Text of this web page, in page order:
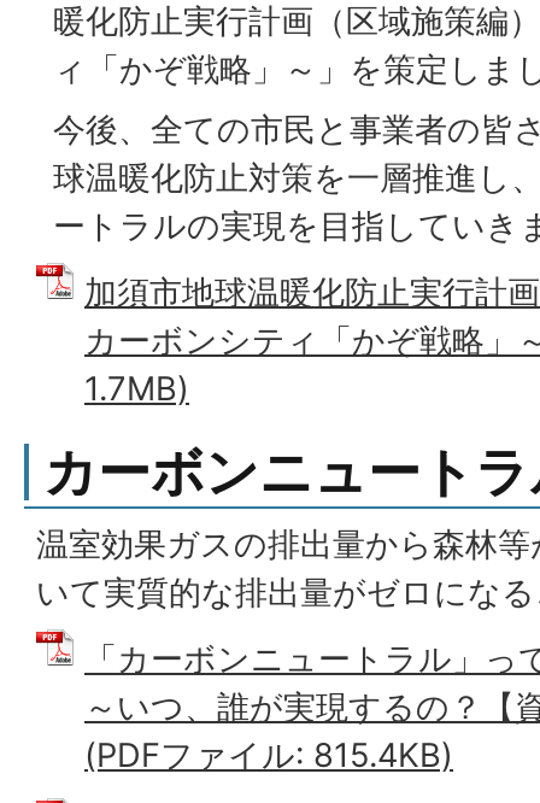
暖化防止実行計画（区域施策編
ィ「かぞ戦略」～」を策定しま
今後、全ての市民と事業者の皆
球温暖化防止対策を一層推進し
ートラルの実現を目指していき
加須市地球温暖化防止実行計
カーボンシティ「かぞ戦略」
1.7MB)
カーボンニュート
温室効果ガスの排出量から森林
いて実質的な排出量がゼロにな
「カーボンニュートラル」っ
～いつ、誰が実現するの？【
(PDFファイル: 815.4KB)